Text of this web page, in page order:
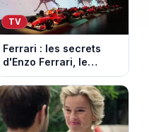
TV
Ferrari : les secrets
d'Enzo Ferrari, le
fondateur de la
marque mythique au
cheval cabré